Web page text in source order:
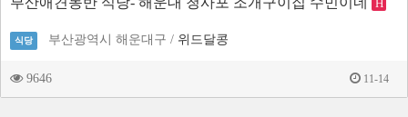
H
식당 부산광역시 해운대구 / 위드달콩
9646 11-14